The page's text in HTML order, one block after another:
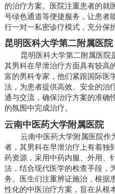
的治疗方案。医院注重患者的就
号绿色通道等便捷服务，让患者
行一对一私密诊疗模式，充分保
昆明医科大学第二附属医院
昆明医科大学第二附属医院
其男科在早泄治疗方面具有较高
富的男科专家，他们紧跟国际医
法，为患者提供高效、安全的治
通与交流，确保治疗方案的准确
的氛围中完成治疗。
云南中医药大学附属医院
云南中医药大学附属医院作
者，其男科在早泄治疗上有着独
药资源，采用中药内服、外用、
法，结合现代医学的检查手段，
务。医生们注重辨证施治，根据
性化的中医治疗方案，旨在从根